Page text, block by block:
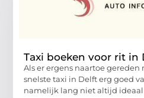
Taxi boeken voor rit in
Als er ergens naartoe
snelste taxi in Delft erg goed
namelijk lang niet altijd ideaal